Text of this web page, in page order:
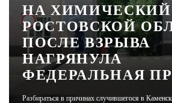
НА ХИМИЧЕСКИЙ
РОСТОВСКОЙ
ПОСЛЕ ВЗРЫВА
НАГРЯНУЛА
ФЕДЕРАЛЬНАЯ
Разбираться в причинах случившегося в